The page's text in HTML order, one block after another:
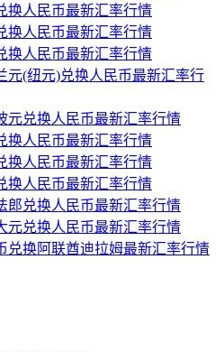
换人民币最新汇率行情
换人民币最新汇率行情
换人民币最新汇率行情
元(纽元)兑换人民币最新汇率行
元兑换人民币最新汇率行情
换人民币最新汇率行情
换人民币最新汇率行情
换人民币最新汇率行情
郎兑换人民币最新汇率行情
元兑换人民币最新汇率行情
兑换阿联酋迪拉姆最新汇率行情